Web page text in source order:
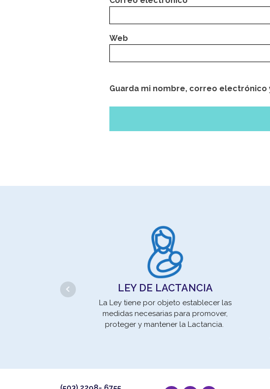
Web
Guarda mi nombre, correo
LEY DE LACTANCIA
La Ley tiene por objeto establecer las
medidas necesarias para promover,
proteger y mantener la Lactancia.